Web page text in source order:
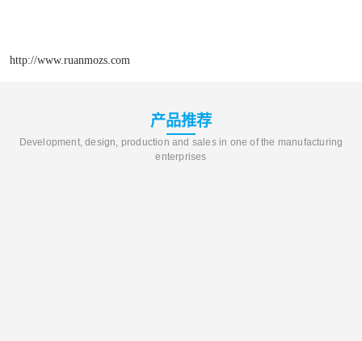
http://www.ruanmozs.com
产品推荐
Development, design, production and sales in one of the manufacturing
enterprises